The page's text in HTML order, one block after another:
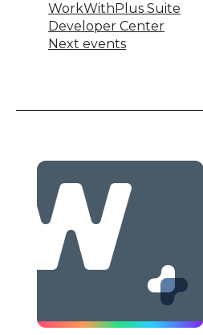
WorkWithPlus Suite
Developer Center
Next events